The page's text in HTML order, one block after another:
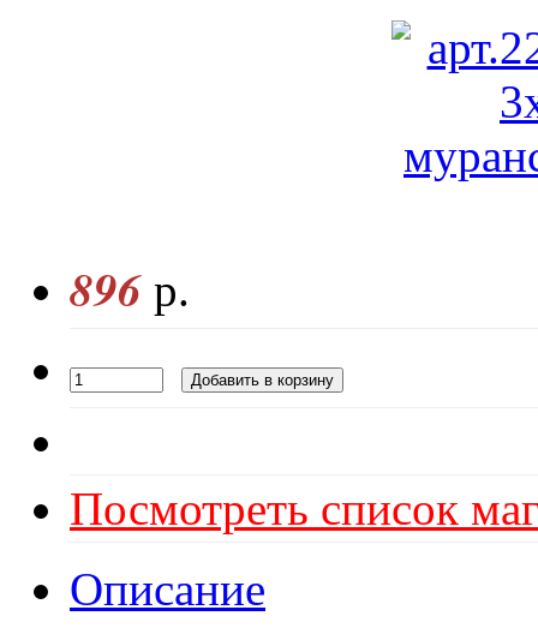
896 р.
Посмотреть список
Описание